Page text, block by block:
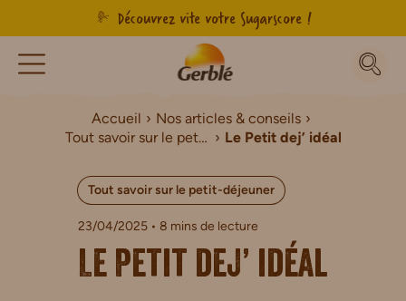
Découvrez vite votre Sugarscore !
Accueil
Nos articles & conseils
Tout savoir sur le petit-déjeuner
Le Petit dej’ idéal
Tout savoir sur le petit-déjeuner
23/04/2025 • 8 mins de lecture
Le Petit dej’ idéal